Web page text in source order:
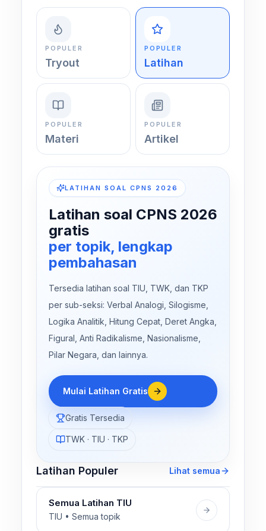
POPULER
Tryout
POPULER
Latihan
POPULER
Materi
POPULER
Artikel
LATIHAN SOAL CPNS 2026
Latihan soal CPNS 2026
gratis
per topik, lengkap
pembahasan
Tersedia latihan soal TIU, TWK, dan TKP
per sub-seksi: Verbal Analogi, Silogisme,
Logika Analitik, Hitung Cepat, Deret Angka,
Figural, Anti Radikalisme, Nasionalisme,
Pilar Negara, dan lainnya.
Mulai Latihan Gratis
Gratis Tersedia
TWK · TIU · TKP
Latihan Populer Lihat semua
Semua Latihan TIU
TIU • Semua topik